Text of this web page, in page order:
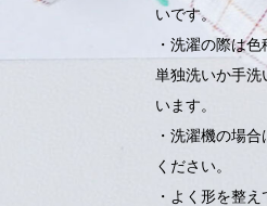
いです。
・洗濯の際は
単独洗いか手
います。
・洗濯機の場
ください。
・よく形を整